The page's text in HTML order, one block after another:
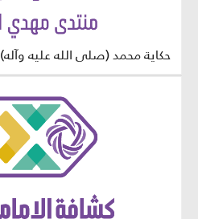
حكاية محمد (صلى الله عليه وآله)